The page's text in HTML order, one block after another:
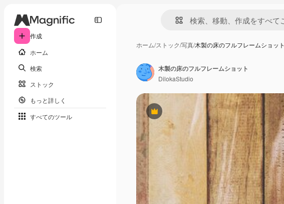
作成
ホーム
検索
ストック
もっと詳しく
すべてのツール
ホーム/ストック/写真/木製の床のフルフレームショット
Premium
木製の床のフルフレームショット
DilokaStudio